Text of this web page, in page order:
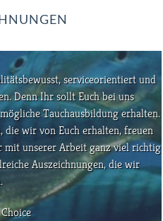
serviceorientiert und
Denn Ihr sollt Euch bei uns
Tauchausbildung erhalten.
die wir von Euch erhalten, freuen
mit unserer Arbeit ganz viel richtig
Auszeichnungen, die wir